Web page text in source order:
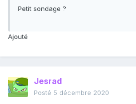
Petit sondage ?
Ajouté
Jesrad
Posté 5 décembre 2020